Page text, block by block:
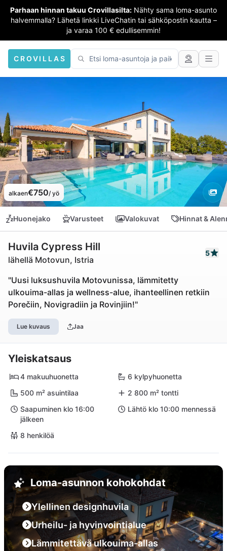
Parhaan hinnan takuu Crovillasilta: Nähty sama loma-asunto
halvemmalla? Lähetä linkki LiveChatin tai sähköpostin kautta –
ja varaa 100 € edullisemmin!
CROVILLAS
alkaen€750/ yö
Huonejako Varusteet Valokuvat Hinnat &
Huvila Cypress Hill
lähellä Motovun, Istria
5
"Uusi luksushuvila Motovunissa, lämmitetty
ulkouima-allas ja wellness-alue, ihanteellinen retkiin
Porečiin, Novigradiin ja Rovinjiin!"
Lue kuvaus Jaa
Yleiskatsaus
4 makuuhuonetta
6 kylpyhuonetta
500 m² asuintilaa
2 800 m² tontti
Saapuminen klo 16:00
jälkeen
Lähtö klo 10:00 mennessä
8 henkilöä
Loma-asunnon kohokohdat
Ylellinen designhuvila
Urheilu- ja hyvinvointialue
Lämmitettävä ulkouima-allas